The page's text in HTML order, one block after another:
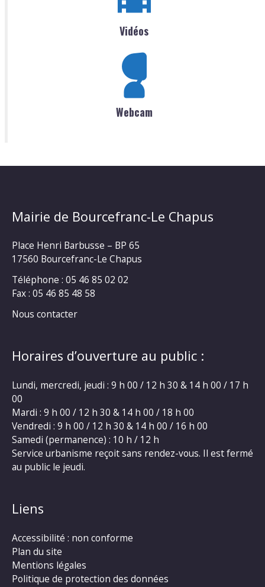
Vidéos
Webcam
Mairie de Bourcefranc-Le Chapus
Place Henri Barbusse – BP 65
17560 Bourcefranc-Le Chapus
Téléphone : 05 46 85 02 02
Fax : 05 46 85 48 58
Nous contacter
Horaires d’ouverture au public :
Lundi, mercredi, jeudi : 9 h 00 / 12 h 30 & 14 h 00 / 17 h
00
Mardi : 9 h 00 / 12 h 30 & 14 h 00 / 18 h 00
Vendredi : 9 h 00 / 12 h 30 & 14 h 00 / 16 h 00
Samedi (permanence) : 10 h / 12 h
Service urbanisme reçoit sans rendez-vous. Il est fermé
au public le jeudi.
Liens
Accessibilité : non conforme
Plan du site
Mentions légales
Politique de protection des données